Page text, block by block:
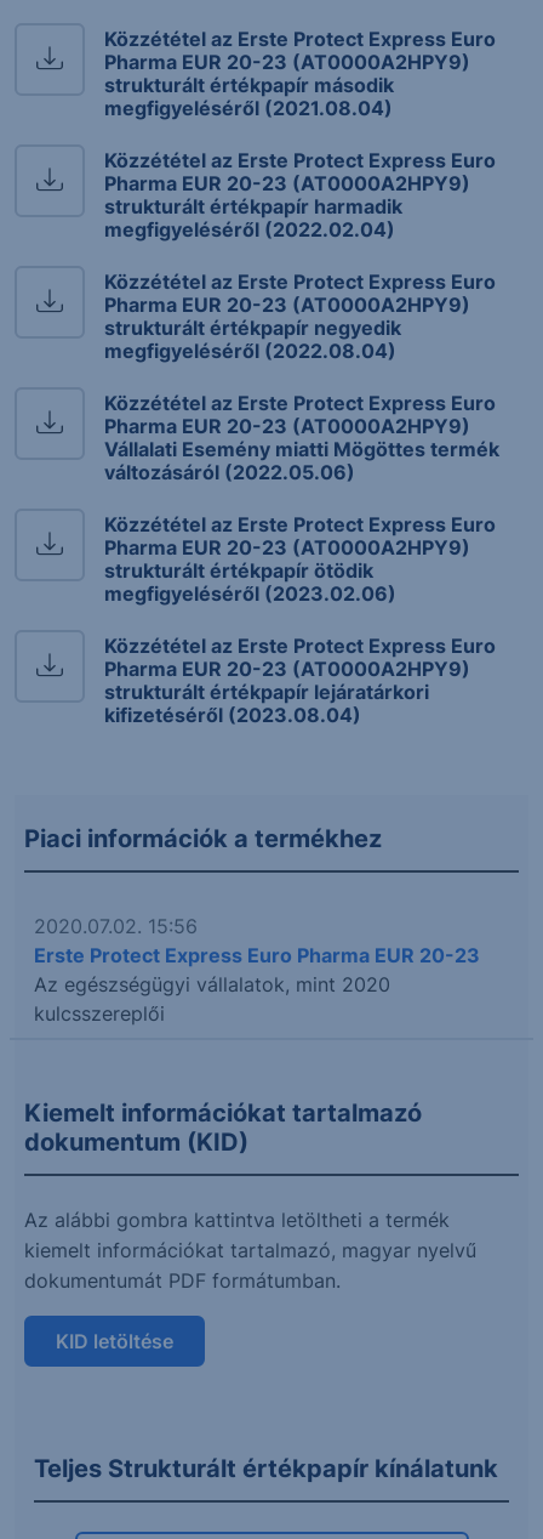
Közzététel az Erste Protect Express Euro
Pharma EUR 20-23 (AT0000A2HPY9)
strukturált értékpapír második
megfigyeléséről (2021.08.04)
Közzététel az Erste Protect Express Euro
Pharma EUR 20-23 (AT0000A2HPY9)
strukturált értékpapír harmadik
megfigyeléséről (2022.02.04)
Közzététel az Erste Protect Express Euro
Pharma EUR 20-23 (AT0000A2HPY9)
strukturált értékpapír negyedik
megfigyeléséről (2022.08.04)
Közzététel az Erste Protect Express Euro
Pharma EUR 20-23 (AT0000A2HPY9)
Vállalati Esemény miatti Mögöttes termék
változásáról (2022.05.06)
Közzététel az Erste Protect Express Euro
Pharma EUR 20-23 (AT0000A2HPY9)
strukturált értékpapír ötödik
megfigyeléséről (2023.02.06)
Közzététel az Erste Protect Express Euro
Pharma EUR 20-23 (AT0000A2HPY9)
strukturált értékpapír lejáratárkori
kifizetéséről (2023.08.04)
Piaci információk a termékhez
2020.07.02. 15:56
Erste Protect Express Euro Pharma EUR 20-23
Az egészségügyi vállalatok, mint 2020
kulcsszereplői
Kiemelt információkat tartalmazó
dokumentum (KID)
Az alábbi gombra kattintva letöltheti a termék
kiemelt információkat tartalmazó, magyar nyelvű
dokumentumát PDF formátumban.
KID letöltése
Teljes Strukturált értékpapír kínálatunk